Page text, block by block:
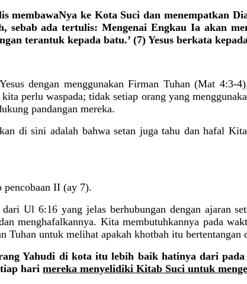
membawaNya ke Kota Suci dan menempatkan
sebab ada tertulis: Mengenai Engkau Ia akan
terantuk kepada batu.’ (7) Yesus berkata
dengan menggunakan Firman Tuhan (Mat 4:3-
perlu waspada; tidak setiap orang yang
pandangan mereka.
di sini adalah bahwa setan juga tahu dan hafal
II (ay 7).
Ul 6:16 yang jelas berhubungan dengan ajaran
menghafal­kannya. Kita membutuhkannya pada
Tuhan untuk melihat apakah khotbah itu
Yahudi di kota itu lebih baik hatinya dari
hari mereka menyelidiki Kitab Suci untuk